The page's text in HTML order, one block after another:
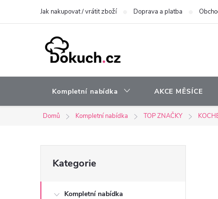
Jak nakupovat / vrátit zboží Doprava a platba
Kompletní nabídka AKCE MĚSÍCE
Domů Kompletní nabídka TOP ZNAČKY
o
kategorie
Kategorie
Kompletní nabídka